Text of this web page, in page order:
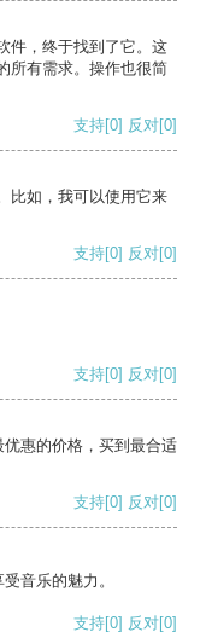
件，终于找到了它。这
所有需求。操作也很简
支持[0] 反对[0]
比如，我可以使用它来
支持[0] 反对[0]
支持[0] 反对[0]
惠的价格，买到最合适
支持[0] 反对[0]
音乐的魅力。
支持[0] 反对[0]